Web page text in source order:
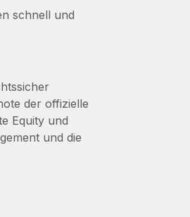
schnell und
der offizielle
Equity und
und die